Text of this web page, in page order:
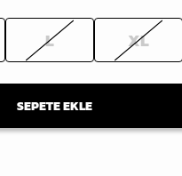
L XL
SEPETE EKLE